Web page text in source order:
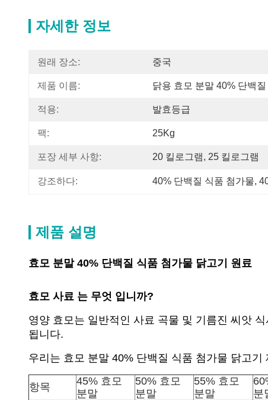
자세한 정보
원래 장소: 중국
제품 이름: 닭용 효모 분말 40% 단백
적용: 발효등급
팩: 25Kg
포장 세부 사항: 20 킬로그램, 25 킬로그램
강조하다: 40% 단백질 식품 첨가물,
제품 설명
효모 분말 40% 단백질 식품 첨가물 닭고기 원료
효모 사료 는 무엇 입니까?
영양 효모는 일반적인 사료 곡물 및 기름진 씨앗
됩니다.
우리는 효모 분말 40% 단백질 식품 첨가물 닭고기
항목
45% 효모
분말
50% 효모
분말
55% 효모
분말
분